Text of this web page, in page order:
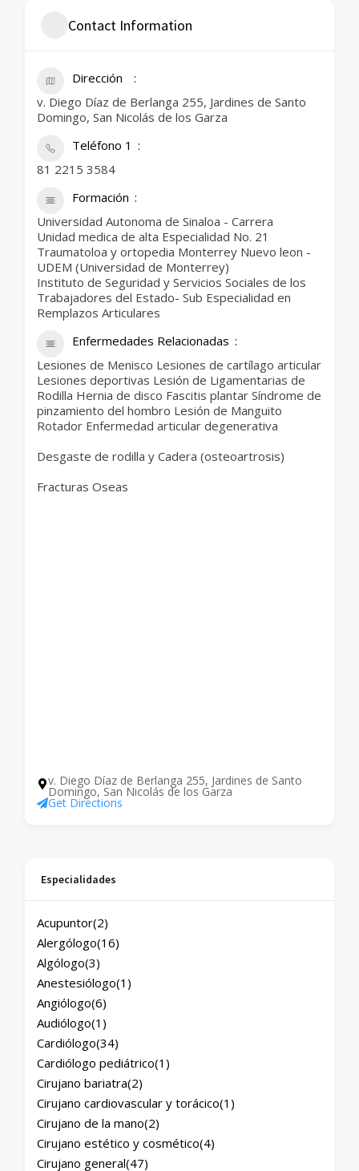
Contact Information
Dirección
v. Diego Díaz de Berlanga 255, Jardines de Santo
Domingo, San Nicolás de los Garza
Teléfono 1
81 2215 3584
Formación
Universidad Autonoma de Sinaloa - Carrera
Unidad medica de alta Especialidad No. 21
Traumatoloa y ortopedia Monterrey Nuevo leon -
UDEM (Universidad de Monterrey)
Instituto de Seguridad y Servicios Sociales de los
Trabajadores del Estado- Sub Especialidad en
Remplazos Articulares
Enfermedades Relacionadas
Lesiones de Menisco Lesiones de cartílago articular
Lesiones deportivas Lesión de Ligamentarias de
Rodilla Hernia de disco Fascitis plantar Síndrome de
pinzamiento del hombro Lesión de Manguito
Rotador Enfermedad articular degenerativa
Desgaste de rodilla y Cadera (osteoartrosis)
Fracturas Oseas
v. Diego Díaz de Berlanga 255, Jardines de Santo
Domingo, San Nicolás de los Garza
Get Directions
Especialidades
Acupuntor(2)
Alergólogo(16)
Algólogo(3)
Anestesiólogo(1)
Angiólogo(6)
Audiólogo(1)
Cardiólogo(34)
Cardiólogo pediátrico(1)
Cirujano bariatra(2)
Cirujano cardiovascular y torácico(1)
Cirujano de la mano(2)
Cirujano estético y cosmético(4)
Cirujano general(47)